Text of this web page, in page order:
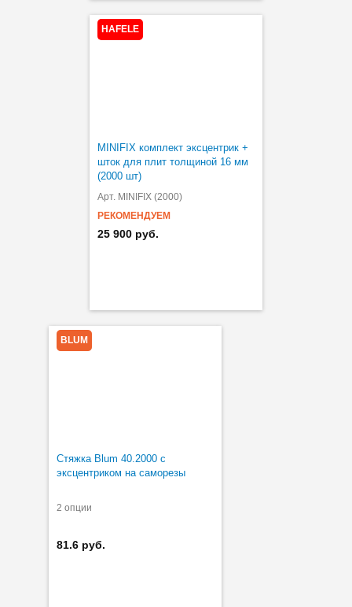
HAFELE
MINIFIX комплект эксцентрик +
шток для плит толщиной 16 мм
(2000 шт)
Арт. MINIFIX (2000)
РЕКОМЕНДУЕМ
25 900 руб.
BLUM
Стяжка Blum 40.2000 с
эксцентриком на саморезы
2 опции
81.6 руб.